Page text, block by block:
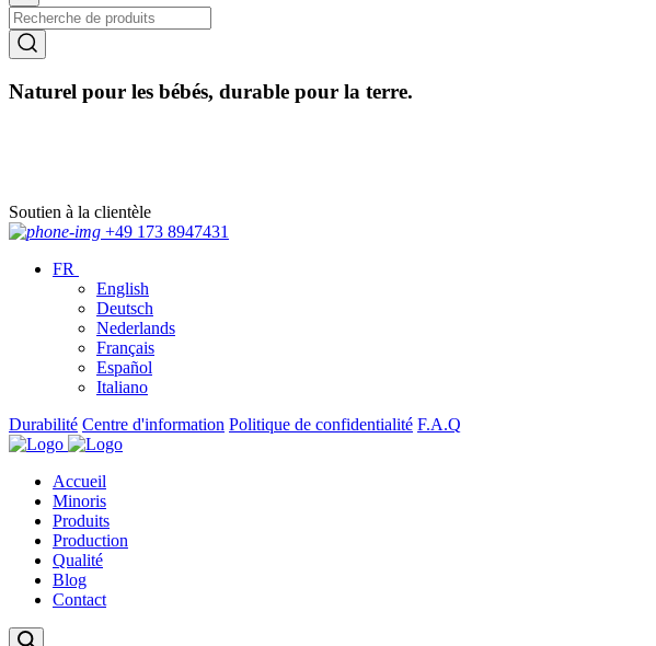
Naturel pour les bébés, durable pour la terre.
Soutien à la clientèle
+49 173 8947431
FR
English
Deutsch
Nederlands
Français
Español
Italiano
Durabilité Centre d'information Politique de confidentialité F.A.Q
Accueil
Minoris
Produits
Production
Qualité
Blog
Contact